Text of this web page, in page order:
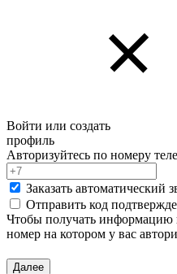
Войти или создать
профиль
Авторизуйтесь по номеру
Заказать автоматический
Отправить код
Чтобы получать информацию
номер на котором у вас
Далее